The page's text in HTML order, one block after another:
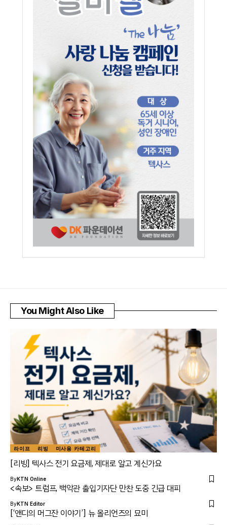
You Might Also Like
라이프 리빙 미사용 카테고리
[리빙] 텍사스 전기 요금제, 제대로 알고 계신가요
ByKTN Online
<속보> 트럼프, 백악관 출입기자단 만찬 도중 긴급 대피
ByKTN Editor
[‘앤디의 머그잔 이야기’] 뉴 올리언즈의 묘미